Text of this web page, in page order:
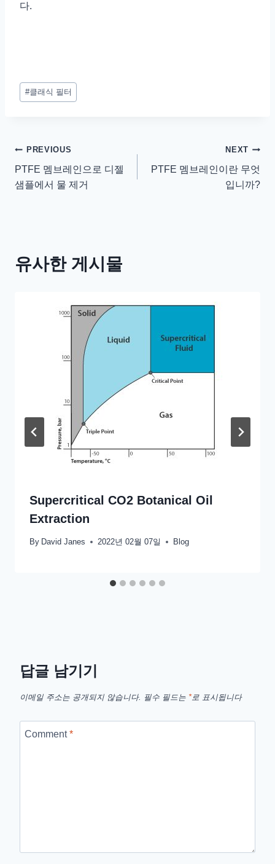
다.
게
시
그:
#클래식 필터
글
내
이
PREVIOUS
PTFE 멤브레인으로 디젤
샘플에서 물 제거
NEXT
PTFE 멤브레인이란 무엇
입니까?
유사한 게시물
Supercritical CO2 Botanical Oil
Extraction
By David Janes 2022년 02월 07일 Blog
답글 남기기
이메일 주소는 공개되지 않습니다. 필수 필드는 *로 표시됩니다
Comment*